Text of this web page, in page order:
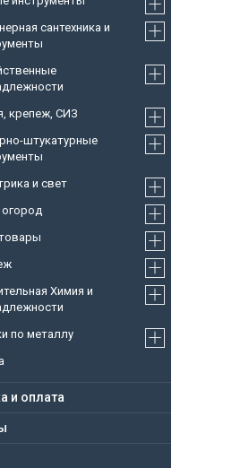
сантехника и
крепеж, СИЗ
штукатурные
и свет
Химия и
по металлу
и оплата